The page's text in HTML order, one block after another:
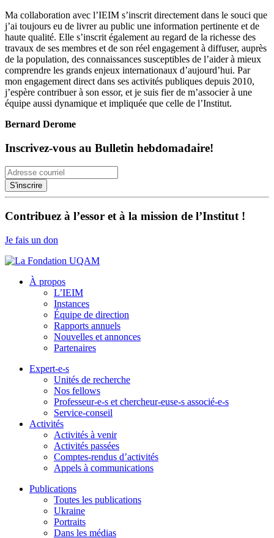
Ma collaboration avec l’IEIM s’inscrit directement dans le souci que
j’ai toujours eu de livrer au public une information pertinente et de
haute qualité. Elle s’inscrit également au regard de la richesse des
travaux de ses membres et de son réel engagement à diffuser, auprès
de la population, des connaissances susceptibles de l’aider à mieux
comprendre les grands enjeux internationaux d’aujourd’hui. Par
mon engagement direct dans ses activités publiques depuis 2010,
j’espère contribuer à son essor, et je suis fier de m’associer à une
équipe aussi dynamique et impliquée que celle de l’Institut.
Bernard Derome
Inscrivez-vous au Bulletin hebdomadaire!
Contribuez à l’essor et à la mission de l’Institut !
Je fais un don
À propos
L’IEIM
Instances
Équipe de direction
Rapports annuels
Nouvelles et annonces
Partenaires
Expert-e-s
Unités de recherche
Nos fellows
Professeur-e-s et chercheur-euse-s associé-e-s
Service-conseil
Activités
Activités à venir
Activités passées
Comptes-rendus d’activités
Appels à communications
Publications
Toutes les publications
Ukraine
Portraits
Dans les médias